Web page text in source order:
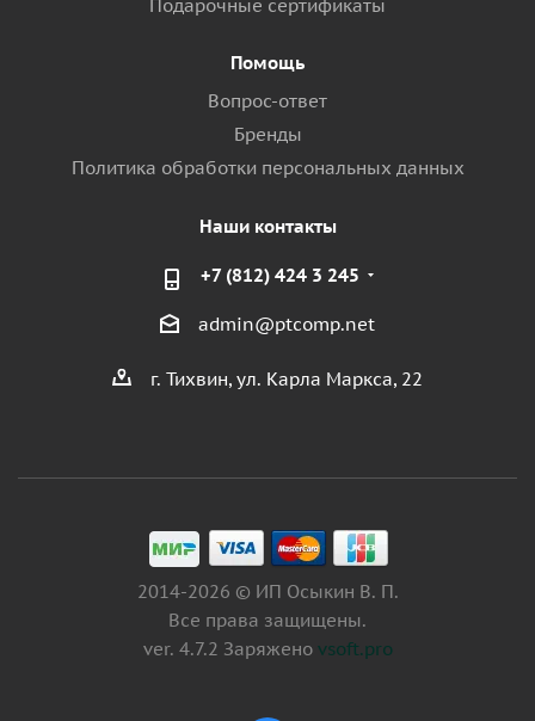
Подарочные сертификаты
Помощь
Вопрос-ответ
Бренды
Политика обработки персональных данных
Наши контакты
+7 (812) 424 3 245
admin@ptcomp.net
г. Тихвин, ул. Карла Маркса, 22
2014-2026 © ИП Осыкин В. П.
Все права защищены.
ver. 4.7.2 Заряжено vsoft.pro